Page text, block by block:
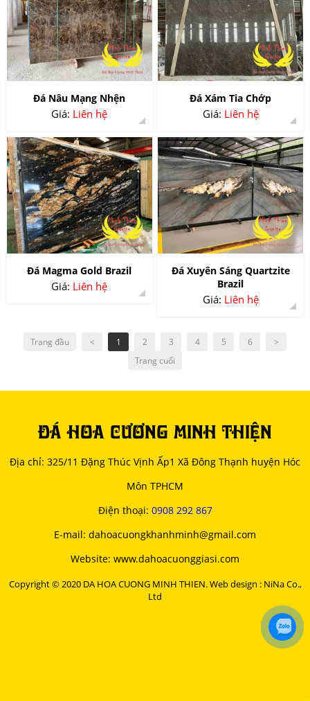
Đá Nâu Mạng Nhện
Giá: Liên hệ
Đá Xám Tia Chớp
Giá: Liên hệ
Đá Magma Gold Brazil
Giá: Liên hệ
Đá Xuyên Sáng Quartzite
Brazil
Giá: Liên hệ
Trang đầu < 1 2 3 4 5 6
>
Trang cuối
ĐÁ HOA CƯƠNG MINH THIỆN
Địa chỉ: 325/11 Đặng Thúc Vịnh Ấp1 Xã Đông Thạnh huyện Hóc
Môn TPHCM
Điện thoại: 0908 292 867
E-mail: dahoacuongkhanhminh@gmail.com
Website: www.dahoacuonggiasi.com
Copyright © 2020 DA HOA CUONG MINH THIEN. Web design : NiNa Co.,
Ltd